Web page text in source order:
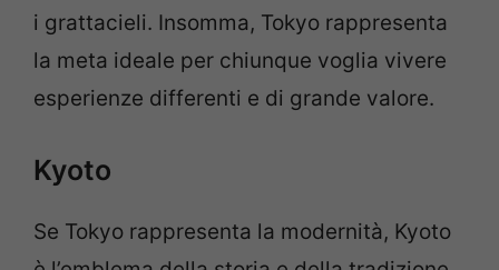
i grattacieli. Insomma, Tokyo rappresenta
la meta ideale per chiunque voglia vivere
esperienze differenti e di grande valore.
Kyoto
Se Tokyo rappresenta la modernità, Kyoto